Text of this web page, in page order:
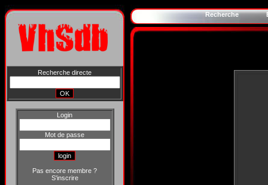
Recherche directe
Login
Mot de passe
Pas encore membre ?
S'inscrire
Recherche